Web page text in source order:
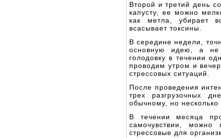
Второй и третий день
капусту, ее можно
как метла, убирает
всасывает токсины.
В середине недели,
основную идею, а не
голодовку в течении
проводим утром и
стрессовых ситуаций.
После проведения
трех разгрузочных
обычному, но
В течении месяца
самочувствии,
стрессовые для